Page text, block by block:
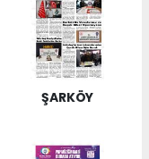
ŞARKÖY